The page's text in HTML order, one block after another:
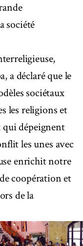
société
a déclaré que le
sociétaux
les religions et
dépeignent
les unes avec
enrichit notre
coopération et
de la